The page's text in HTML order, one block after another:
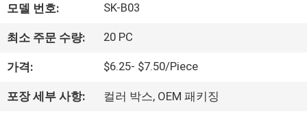
회
사
소
개
모델 번호: SK-B03
최소 주문 수량: 20 PC
가격: $6.25- $7.50/Piece
포장 세부 사항: 컬러 박스, OEM 패키징